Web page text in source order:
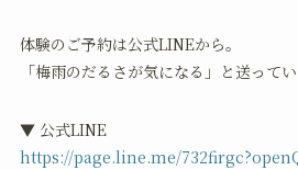
体験のご予約は公式LINEから。
「梅雨のだるさが気になる」と送って
▼ 公式LINE
https://page.line.me/